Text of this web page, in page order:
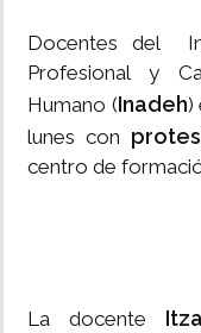
Docentes del
Profesional y
Humano (Inadeh)
lunes con
centro de
La docente